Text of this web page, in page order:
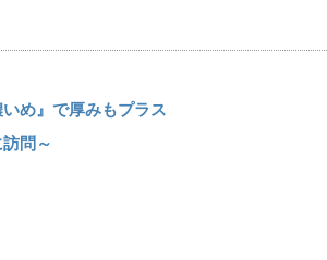
め』で厚みもプラス
問～